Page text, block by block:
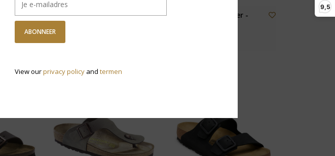
9,5
SFB -
Birkenstock Footbed
Insole - Textiel Regular
€24,95
Sockwell Undercover -
ABONNEER
View ourprivacy policy and termen